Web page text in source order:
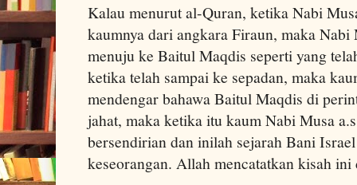
Kalau menurut al-Quran, ketika Nabi
kaumnya dari angkara Firaun, maka Nabi
menuju ke Baitul Maqdis seperti yang
ketika telah sampai ke sepadan, maka
mendengar bahawa Baitul Maqdis di
jahat, maka ketika itu kaum Nabi Musa
bersendirian dan inilah sejarah Bani
keseorangan. Allah mencatatkan kisah